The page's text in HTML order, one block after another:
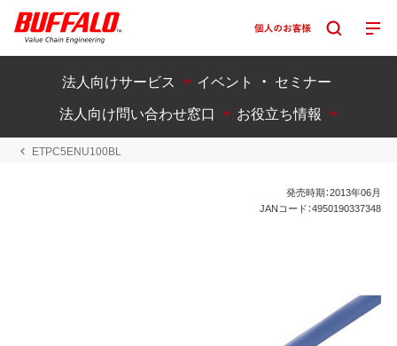
法人向けサービス
イベント ・ セミナー
法人向け問い合わせ窓口
お役立ち情報
ETPC5ENU100BL
発売時期：2013年06月
JANコード：4950190337348